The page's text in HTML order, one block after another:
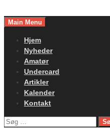
toMain Menu
Hjem
Nyheder
Amatør
Undercard
Artikler
Kalender
Kontakt
Søg